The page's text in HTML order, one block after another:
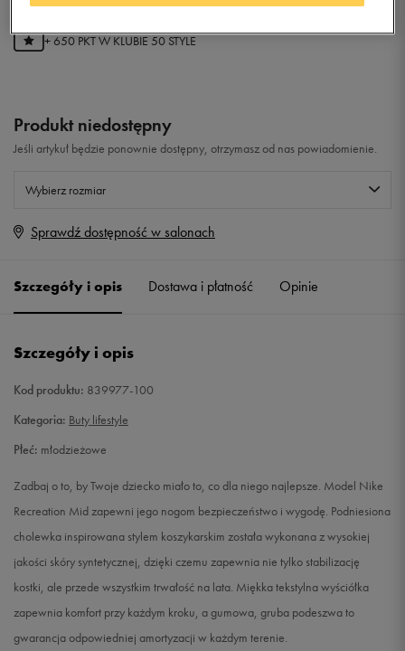
129,99złz Vat
+ 650 PKT WKLUBIE 50 STYLE
Produkt niedostępny
Jeśli artykuł będzie ponownie dostępny, otrzymasz od nas powiadomienie.
Wybierz rozmiar
Rozmiary EU
36,5 23,5 cm
38 24 cm Powiadom o dostępności
38,5
39 24,5 cm Powiadom o dostępności
40 25 cm Powiadom o dostępności
Sprawdź dostępność w salonach
Szczegóły i opis Dostawa i płatność Opinie
Szczegóły i opis
Kod produktu: 839977-100
Kategoria: Buty lifestyle
Płeć: młodzieżowe
Zadbaj o to, by Twoje dziecko miało to, co dla niego najlepsze. Model Nike
Recreation Mid zapewni jego nogom bezpieczeństwo i wygodę. Podniesiona
cholewka inspirowana stylem koszykarskim została wykonana z wysokiej
jakości skóry syntetycznej, dzięki czemu zapewnia nie tylko stabilizację
kostki, ale przede wszystkim trwałość na lata. Miękka tekstylna wyściółka
zapewnia komfort przy każdym kroku, a gumowa, gruba podeszwa to
gwarancja odpowiedniej amortyzacji w każdym terenie.